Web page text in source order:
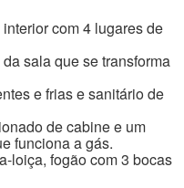
com 4 lugares de
sala que se transforma
e frias e sanitário de
de cabine e um
funciona a gás.
loiça, fogão com 3 bocas